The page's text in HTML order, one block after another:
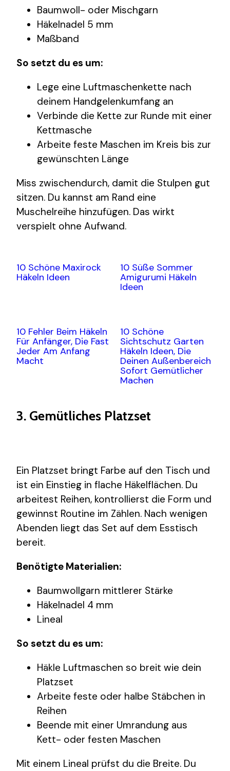
Baumwoll- oder Mischgarn
Häkelnadel 5 mm
Maßband
So setzt du es um:
Lege eine Luftmaschenkette nach
deinem Handgelenkumfang an
Verbinde die Kette zur Runde mit einer
Kettmasche
Arbeite feste Maschen im Kreis bis zur
gewünschten Länge
Miss zwischendurch, damit die Stulpen gut
sitzen. Du kannst am Rand eine
Muschelreihe hinzufügen. Das wirkt
verspielt ohne Aufwand.
10 Schöne Maxirock
Häkeln Ideen
10 Süße Sommer
Amigurumi Häkeln
Ideen
10 Fehler Beim Häkeln
Für Anfänger, Die Fast
Jeder Am Anfang
Macht
10 Schöne
Sichtschutz Garten
Häkeln Ideen, Die
Deinen Außenbereich
Sofort Gemütlicher
Machen
3. Gemütliches Platzset
Ein Platzset bringt Farbe auf den Tisch und
ist ein Einstieg in flache Häkelflächen. Du
arbeitest Reihen, kontrollierst die Form und
gewinnst Routine im Zählen. Nach wenigen
Abenden liegt das Set auf dem Esstisch
bereit.
Benötigte Materialien:
Baumwollgarn mittlerer Stärke
Häkelnadel 4 mm
Lineal
So setzt du es um:
Häkle Luftmaschen so breit wie dein
Platzset
Arbeite feste oder halbe Stäbchen in
Reihen
Beende mit einer Umrandung aus
Kett- oder festen Maschen
Mit einem Lineal prüfst du die Breite. Du